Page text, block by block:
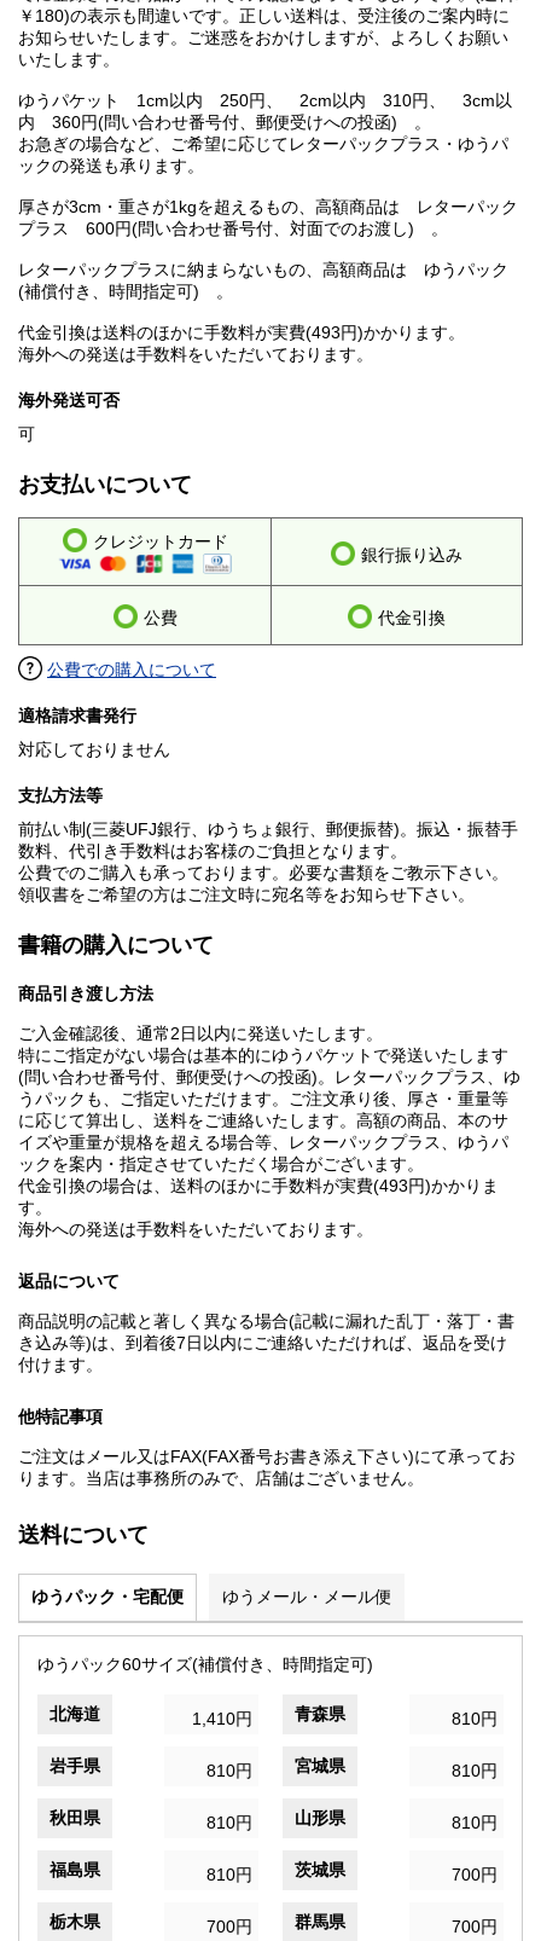
￥180)の表示も間違いです。正しい送料は、受注後のご案内時に
お知らせいたします。ご迷惑をおかけしますが、よろしくお願い
いたします。
ゆうパケット 1cm以内 250円、 2cm以内 310円、 3cm以
内 360円(問い合わせ番号付、郵便受けへの投函) 。
お急ぎの場合など、ご希望に応じてレターパックプラス・ゆうパ
ックの発送も承ります。
厚さが3cm・重さが1kgを超えるもの、高額商品は レターパック
プラス 600円(問い合わせ番号付、対面でのお渡し) 。
レターパックプラスに納まらないもの、高額商品は ゆうパック
(補償付き、時間指定可) 。
代金引換は送料のほかに手数料が実費(493円)かかります。
海外への発送は手数料をいただいております。
海外発送可否
可
お支払いについて
クレジットカード
銀行振り込み
公費 代金引換
公費での購入について
適格請求書発行
対応しておりません
支払方法等
前払い制(三菱UFJ銀行、ゆうちょ銀行、郵便振替)。振込・振替手
数料、代引き手数料はお客様のご負担となります。
公費でのご購入も承っております。必要な書類をご教示下さい。
領収書をご希望の方はご注文時に宛名等をお知らせ下さい。
書籍の購入について
商品引き渡し方法
ご入金確認後、通常2日以内に発送いたします。
特にご指定がない場合は基本的にゆうパケットで発送いたします
(問い合わせ番号付、郵便受けへの投函)。レターパックプラス、ゆ
うパックも、ご指定いただけます。ご注文承り後、厚さ・重量等
に応じて算出し、送料をご連絡いたします。高額の商品、本のサ
イズや重量が規格を超える場合等、レターパックプラス、ゆうパ
ックを案内・指定させていただく場合がございます。
代金引換の場合は、送料のほかに手数料が実費(493円)かかりま
す。
海外への発送は手数料をいただいております。
返品について
商品説明の記載と著しく異なる場合(記載に漏れた乱丁・落丁・書
き込み等)は、到着後7日以内にご連絡いただければ、返品を受け
付けます。
他特記事項
ご注文はメール又はFAX(FAX番号お書き添え下さい)にて承ってお
ります。当店は事務所のみで、店舗はございません。
送料について
ゆうパック・宅配便 ゆうメール・メール便
ゆうパック60サイズ(補償付き、時間指定可)
北海道 1,410円 青森県 810円
岩手県 810円 宮城県 810円
秋田県 810円 山形県 810円
福島県 810円 茨城県 700円
栃木県 700円 群馬県 700円